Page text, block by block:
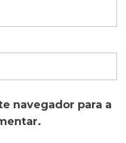
navegador para a